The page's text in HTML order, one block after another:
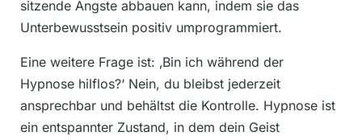
sitzende Ängste abbauen kann, indem sie das
Unterbewusstsein positiv umprogrammiert.
Eine weitere Frage ist: ‚Bin ich während der
Hypnose hilflos?‘ Nein, du bleibst jederzeit
ansprechbar und behältst die Kontrolle. Hypnose ist
ein entspannter Zustand, in dem dein Geist